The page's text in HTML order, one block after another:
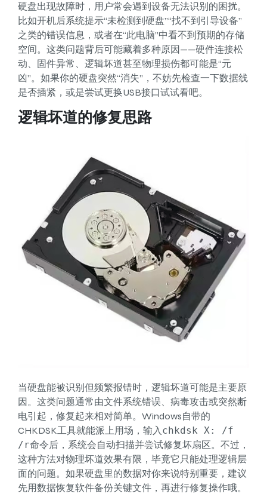
硬盘出现故障时，用户常会遇到设备无法识别的困扰。
比如开机后系统提示“未检测到硬盘”“找不到引导设备”
之类的错误信息，或者在“此电脑”中看不到预期的存储
空间。这类问题背后可能藏着多种原因——硬件连接松
动、固件异常、逻辑坏道甚至物理损伤都可能是“元
凶”。如果你的硬盘突然“消失”，不妨先检查一下数据线
是否插紧，或是尝试更换USB接口试试看吧。
逻辑坏道的修复思路
当硬盘能被识别但频繁报错时，逻辑坏道可能是主要原
因。这类问题通常由文件系统错误、病毒攻击或突然断
电引起，修复起来相对简单。Windows自带的
CHKDSK工具就能派上用场，输入chkdsk X: /f
/r命令后，系统会自动扫描并尝试修复坏扇区。不过，
这种方法对物理坏道效果有限，毕竟它只能处理逻辑层
面的问题。如果硬盘里的数据对你来说特别重要，建议
先用数据恢复软件备份关键文件，再进行修复操作哦。